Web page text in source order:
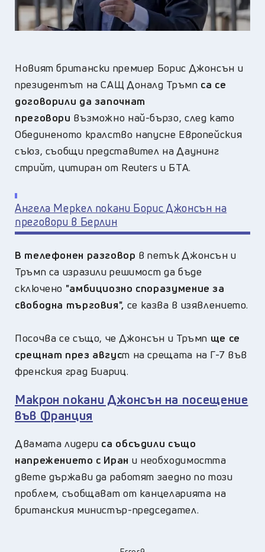
Новият британски премиер Борис Джонсън и
президентът на САЩ Доналд Тръмп са се
договорили да започнат
преговори възможно най-бързо, след като
Обединеното кралство напусне Европейския
съюз, съобщи представител на Даунинг
стрийт, цитиран от Reuters и БТА.
Ангела Меркел покани Борис Джонсън на
преговори в Берлин
В телефонен разговор в петък Джонсън и
Тръмп са изразили решимост да бъде
сключено "амбициозно споразумение за
свободна търговия", се казва в изявлението.
Посочва се също, че Джонсън и Тръмп ще се
срещнат през август на срещата на Г-7 във
френския град Биариц.
Макрон покани Джонсън на посещение
във Франция
Двамата лидери са обсъдили също
напрежението с Иран и необходимостта
двете държави да работят заедно по този
проблем, съобщават от канцеларията на
британския министър-председател.